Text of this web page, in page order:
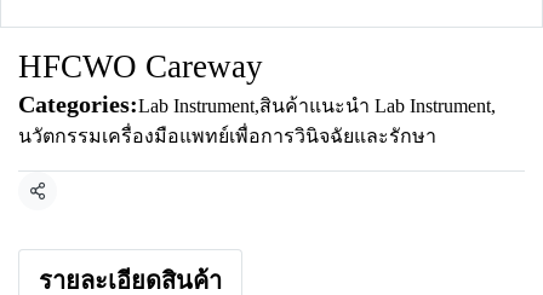
HFCWO Careway
Categories:Lab Instrument,สินค้าแนะนำ Lab Instrument,
นวัตกรรมเครื่องมือแพทย์เพื่อการวินิจฉัยและรักษา
Share
รายละเอียดสินค้า